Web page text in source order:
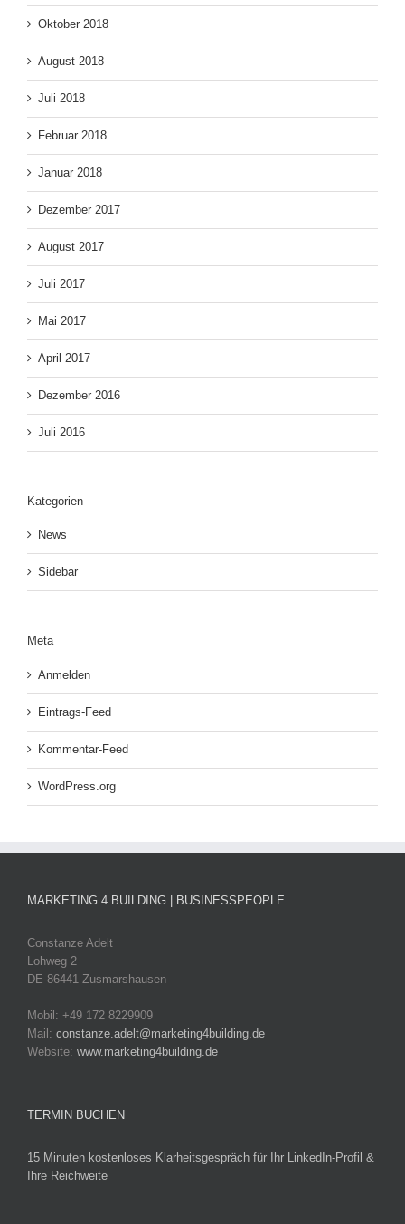
Oktober 2018
August 2018
Juli 2018
Februar 2018
Januar 2018
Dezember 2017
August 2017
Juli 2017
Mai 2017
April 2017
Dezember 2016
Juli 2016
Kategorien
News
Sidebar
Meta
Anmelden
Eintrags-Feed
Kommentar-Feed
WordPress.org
MARKETING 4 BUILDING | BUSINESSPEOPLE
Constanze Adelt
Lohweg 2
DE-86441 Zusmarshausen
Mobil: +49 172 8229909
Mail: constanze.adelt@marketing4building.de
Website: www.marketing4building.de
TERMIN BUCHEN
15 Minuten kostenloses Klarheitsgespräch für Ihr LinkedIn-Profil &
Ihre Reichweite